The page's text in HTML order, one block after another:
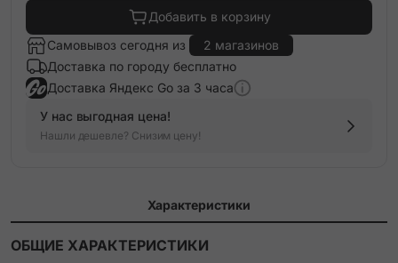
Добавить в корзину
Самовывоз сегодня из
2 магазинов
Доставка по городу бесплатно
Доставка Яндекс Go за 3 часа
У нас выгодная цена!
Нашли дешевле? Снизим цену!
Характеристики
ОБЩИЕ ХАРАКТЕРИСТИКИ